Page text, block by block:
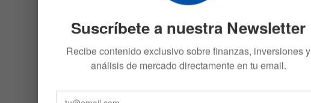
Suscríbete a nuestra Newsletter
Recibe contenido exclusivo sobre finanzas, inversiones y
análisis de mercado directamente en tu email.